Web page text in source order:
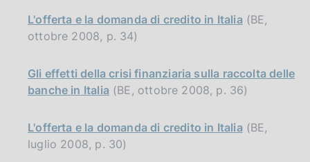
L'offerta e la domanda di credito in Italia (BE,
ottobre 2008, p. 34)
Gli effetti della crisi finanziaria sulla raccolta delle
banche in Italia (BE, ottobre 2008, p. 36)
L'offerta e la domanda di credito in Italia (BE,
luglio 2008, p. 30)